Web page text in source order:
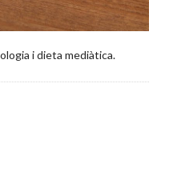
i dieta mediàtica.